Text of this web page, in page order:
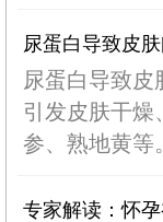
尿蛋白导致皮
尿蛋白导致
引发皮肤干燥
参、熟地黄等
专家解读：怀